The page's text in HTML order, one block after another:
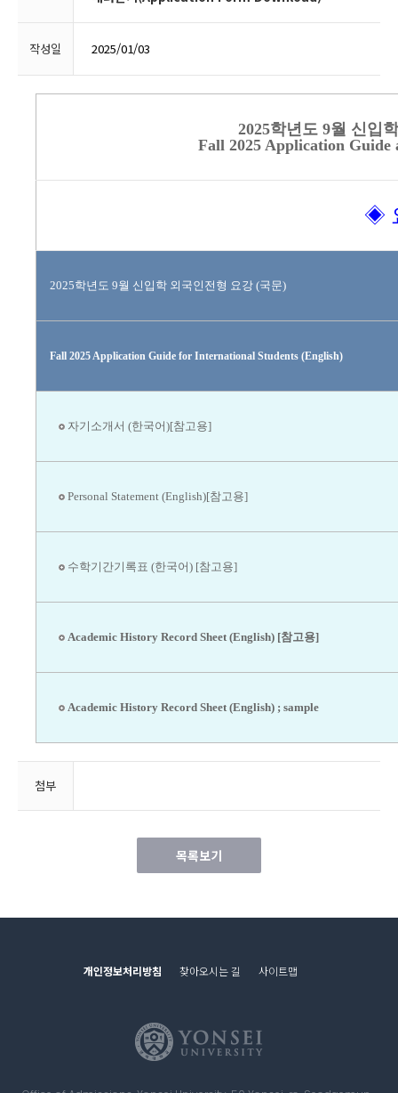
작성일 2025/01/03
2025학년도 9월 신입
Fall 2025 Application
◈
2025학년도 9월 신입학 외국인전형 요강 (국문)
Fall 2025 Application Guide for International Students (English)
자기소개서 (한국어)[참고용]
Personal Statement (English)[참고용]
수학기간기록표 (한국어) [참고용]
Academic History Record Sheet (English) [참고용]
Academic History Record Sheet (English) ; sample
첨부
목록보기
개인정보처리방침 찾아오시는 길 사이트맵